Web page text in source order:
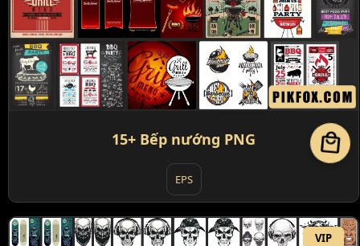
15+ Bếp nướng PNG
EPS
VIP
local_mall